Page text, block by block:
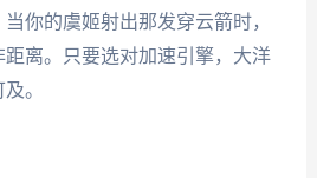
你的虞姬射出那发穿云箭时，
离。只要选对加速引擎，大洋
。